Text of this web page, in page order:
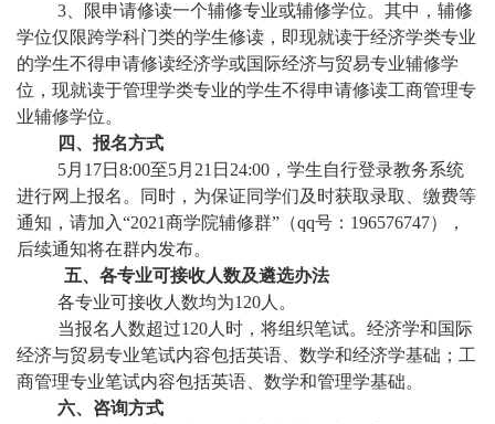
3、限申请修读一个辅修专业或辅修学位。其中，辅修
学位仅限跨学科门类的学生修读，即现就读于经济学类专业
的学生不得申请修读经济学或国际经济与贸易专业辅修学
位，现就读于管理学类专业的学生不得申请修读工商管理专
业辅修学位。
四、报名方式
5月17日8:00至5月21日24:00，学生自行登录教务系统
进行网上报名。同时，为保证同学们及时获取录取、缴费等
通知，请加入“2021商学院辅修群”（qq号：196576747），
后续通知将在群内发布。
五、各专业可接收人数及遴选办法
各专业可接收人数均为120人。
当报名人数超过120人时，将组织笔试。经济学和国际
经济与贸易专业笔试内容包括英语、数学和经济学基础；工
商管理专业笔试内容包括英语、数学和管理学基础。
六、咨询方式